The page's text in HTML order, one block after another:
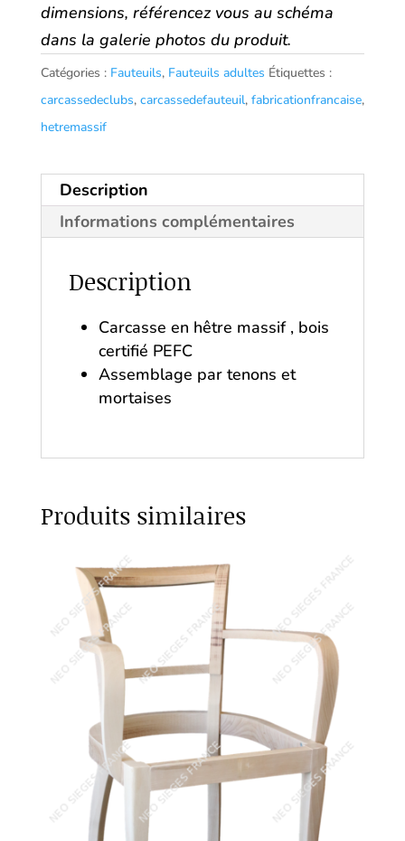
dimensions, référencez vous au schéma
dans la galerie photos du produit.
Catégories : Fauteuils, Fauteuils adultes Étiquettes :
carcassedeclubs, carcassedefauteuil, fabricationfrancaise,
hetremassif
Description
Informations complémentaires
Description
Carcasse en hêtre massif , bois
certifié PEFC
Assemblage par tenons et
mortaises
Produits similaires